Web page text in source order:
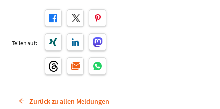
Teilen auf:
Zurück zu allen Meldungen